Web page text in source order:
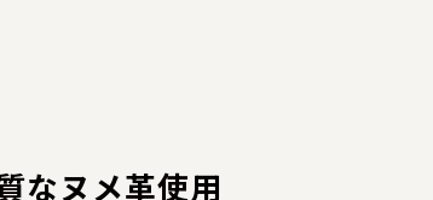
なヌメ革使用